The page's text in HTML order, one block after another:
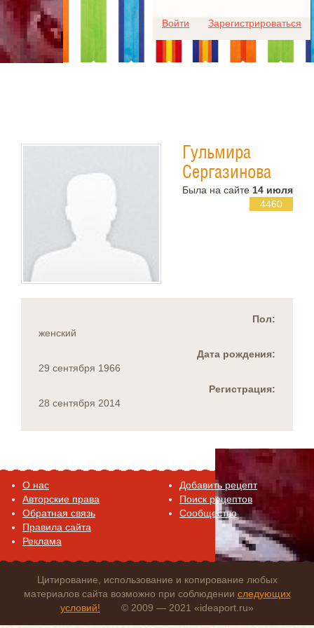
Войти Зарегистрироваться
Гульмира
Сергазинова
Была на сайте 14 июля
4460
Пол:
женский
Дата рождения:
29 сентября 1966
Регистрация:
28 сентября 2014
O нас
Авторские права
Обратная связь
Правила сайта
Реклама
Добавить рецепт
Поиск рецептов
Сообщество
Цитирование, использование и копирование любых
материалов сайта возможно при соблюдении следующих
условий!
© 2009 — 2021 «ideaport.ru»
Для любых предложений по